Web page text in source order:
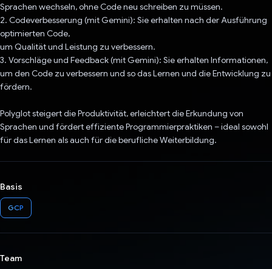
Sprachen wechseln, ohne Code neu schreiben zu müssen.
2. Codeverbesserung (mit Gemini): Sie erhalten nach der Ausführung
optimierten Code,
um Qualität und Leistung zu verbessern.
3. Vorschläge und Feedback (mit Gemini): Sie erhalten Informationen,
um den Code zu verbessern und so das Lernen und die Entwicklung zu
fördern.
Polyglot steigert die Produktivität, erleichtert die Erkundung von
Sprachen und fördert effiziente Programmierpraktiken – ideal sowohl
für das Lernen als auch für die berufliche Weiterbildung.
Basis
GCP
Team